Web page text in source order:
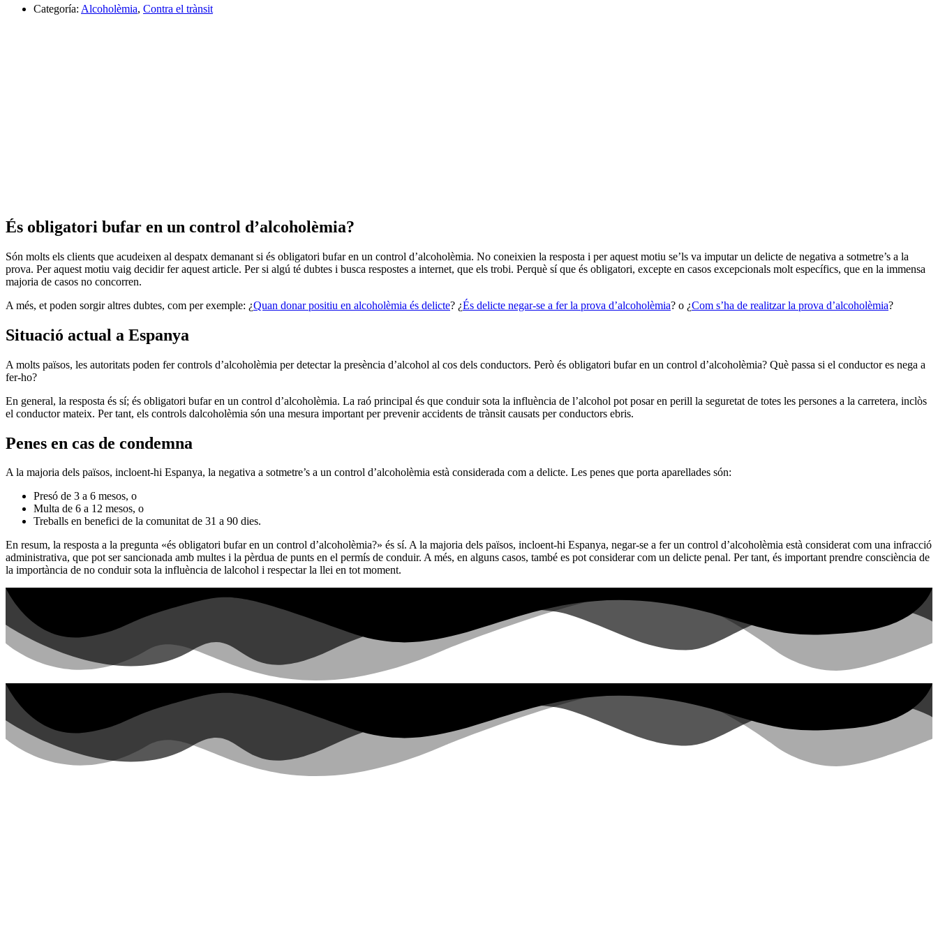
Categoría: Alcoholèmia, Contra el trànsit
És obligatori bufar en un control d’alcoholèmia?
Són molts els clients que acudeixen al despatx demanant si és obligatori bufar en un control d’alcoholèmia. No coneixien la resposta i per aquest motiu se’ls va imputar un delicte de negativa a sotmetre’s a la
prova. Per aquest motiu vaig decidir fer aquest article. Per si algú té dubtes i busca respostes a internet, que els trobi. Perquè sí que és obligatori, excepte en casos excepcionals molt específics, que en la immensa
majoria de casos no concorren.
A més, et poden sorgir altres dubtes, com per exemple: ¿Quan donar positiu en alcoholèmia és delicte? ¿És delicte negar-se a fer la prova d’alcoholèmia? o ¿Com s’ha de realitzar la prova d’alcoholèmia?
Situació actual a Espanya
A molts països, les autoritats poden fer controls d’alcoholèmia per detectar la presència d’alcohol al cos dels conductors. Però és obligatori bufar en un control d’alcoholèmia? Què passa si el conductor es nega a
fer-ho?
En general, la resposta és sí; és obligatori bufar en un control d’alcoholèmia. La raó principal és que conduir sota la influència de l’alcohol pot posar en perill la seguretat de totes les persones a la carretera, inclòs
el conductor mateix. Per tant, els controls dalcoholèmia són una mesura important per prevenir accidents de trànsit causats per conductors ebris.
Penes en cas de condemna
A la majoria dels països, incloent-hi Espanya, la negativa a sotmetre’s a un control d’alcoholèmia està considerada com a delicte. Les penes que porta aparellades són:
Presó de 3 a 6 mesos, o
Multa de 6 a 12 mesos, o
Treballs en benefici de la comunitat de 31 a 90 dies.
En resum, la resposta a la pregunta «és obligatori bufar en un control d’alcoholèmia?» és sí. A la majoria dels països, incloent-hi Espanya, negar-se a fer un control d’alcoholèmia està considerat com una infracció
administrativa, que pot ser sancionada amb multes i la pèrdua de punts en el permís de conduir. A més, en alguns casos, també es pot considerar com un delicte penal. Per tant, és important prendre consciència de
la importància de no conduir sota la influència de lalcohol i respectar la llei en tot moment.